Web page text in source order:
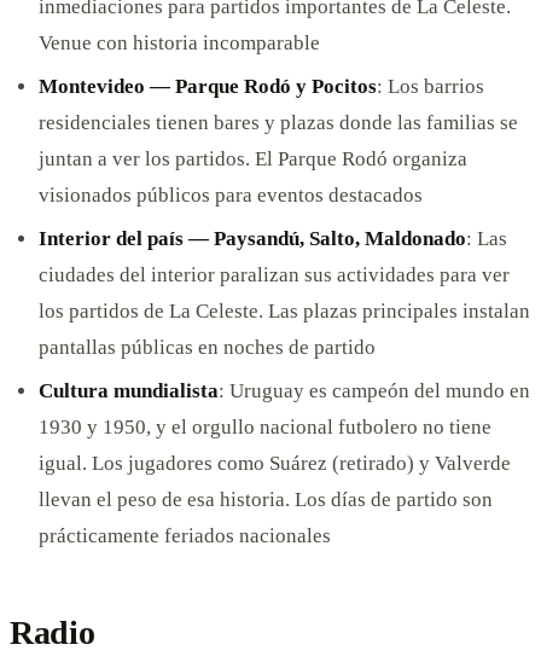
inmediaciones para partidos importantes de La Celeste.
Venue con historia incomparable
Montevideo — Parque Rodó y Pocitos: Los barrios
residenciales tienen bares y plazas donde las familias se
juntan a ver los partidos. El Parque Rodó organiza
visionados públicos para eventos destacados
Interior del país — Paysandú, Salto, Maldonado: Las
ciudades del interior paralizan sus actividades para ver
los partidos de La Celeste. Las plazas principales instalan
pantallas públicas en noches de partido
Cultura mundialista: Uruguay es campeón del mundo en
1930 y 1950, y el orgullo nacional futbolero no tiene
igual. Los jugadores como Suárez (retirado) y Valverde
llevan el peso de esa historia. Los días de partido son
prácticamente feriados nacionales
Radio